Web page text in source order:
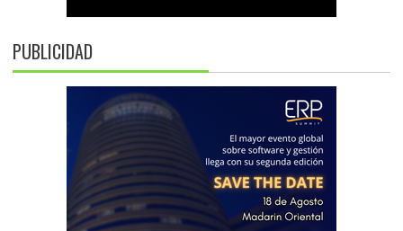
PUBLICIDAD